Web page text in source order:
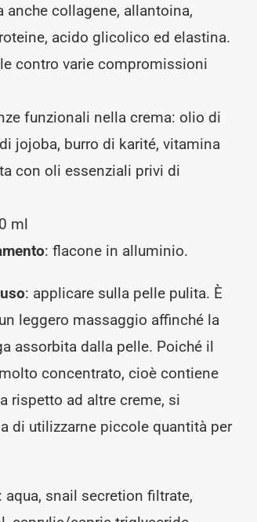
anche collagene, allantoina,
acido glicolico ed elastina.
contro varie compromissioni
funzionali nella crema: olio di
jojoba, burro di karité, vitamina
con oli essenziali privi di
ml
: flacone in alluminio.
: applicare sulla pelle pulita. È
leggero massaggio affinché la
assorbita dalla pelle. Poiché il
concentrato, cioè contiene
rispetto ad altre creme, si
di utilizzarne piccole quantità per
: aqua, snail secretion filtrate,